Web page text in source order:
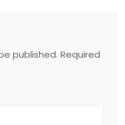
published. Required